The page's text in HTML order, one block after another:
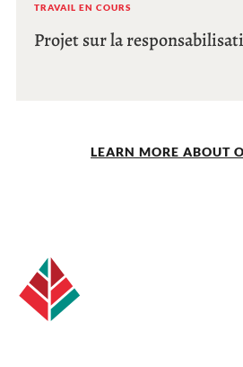
TRAVAIL EN COURS
Projet sur la
LEARN MORE ABOUT